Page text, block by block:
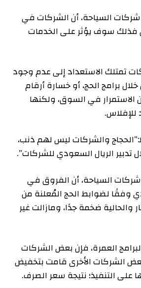
السياحة، أن الشركات في
فذلك سوف يؤثر على الخدمات
تمتلك الاستعداد إلى عدم وجود
برامج الحج، أو خسارة أرقام
في السوق، ولكنها
للإفلاس.
والشركات ليس لهم ذنب،
تدبير الريال السعودي للشركات”.
السياحة، أن الفروق في
وفقًا لضوابط الحج المُعلنة من
والحالية ضخمة جدًا، ومازالت غير
العمرة، فإن بعض الشركات
الشركات الأخرى قامت بتخفيض
على التنفيذ؛ نتيجة سعر الصرف.